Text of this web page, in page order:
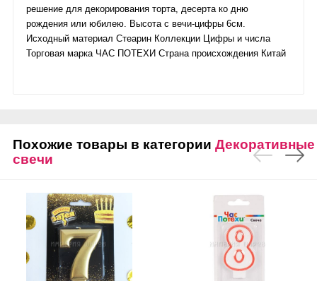
решение для декорирования торта, десерта ко дню
рождения или юбилею. Высота с вечи-цифры 6см.
Исходный материал Стеарин Коллекции Цифры и числа
Торговая марка ЧАС ПОТЕХИ Страна происхождения Китай
Похожие товары в категории Декоративные
свечи